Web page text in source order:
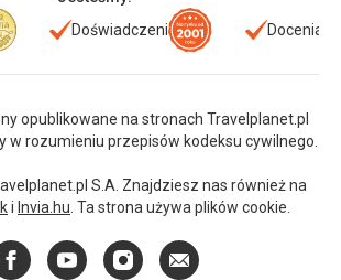
Doświadczeni Doceniani
opublikowane na stronach Travelplanet.pl
w rozumieniu przepisów kodeksu cywilnego.
S.A. Znajdziesz nas również na
i Invia.hu . Ta strona używa plików cookie.
FacebookYouTubeInstagram
E-